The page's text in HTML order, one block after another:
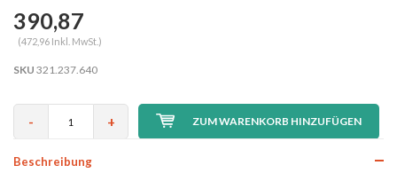
390,87
(472,96 Inkl. MwSt.)
SKU 321.237.640
- + ZUM WARENKORB HINZUFÜGEN
Beschreibung